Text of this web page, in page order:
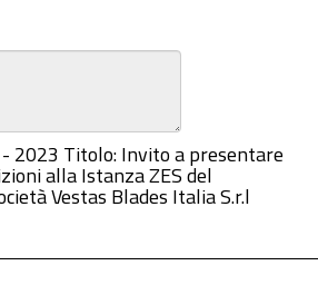
2023 Titolo: Invito a presentare
alla Istanza ZES del
Vestas Blades Italia S.r.l